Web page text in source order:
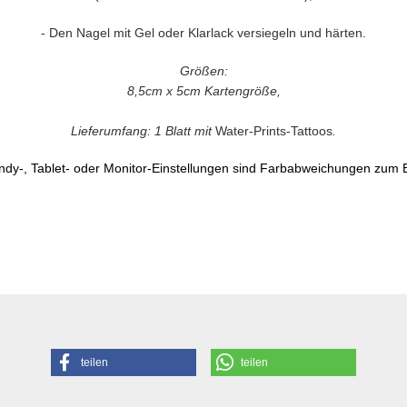
- Den Nagel mit Gel oder Klarlack versiegeln und härten.
Größen:
8,5cm x 5cm Kartengröße,
Lieferumfang: 1 Blatt mitWater-Prints-Tattoos
, Tablet- oder Monitor-Einstellungen sind Farbabweichungen zum
teilen teilen